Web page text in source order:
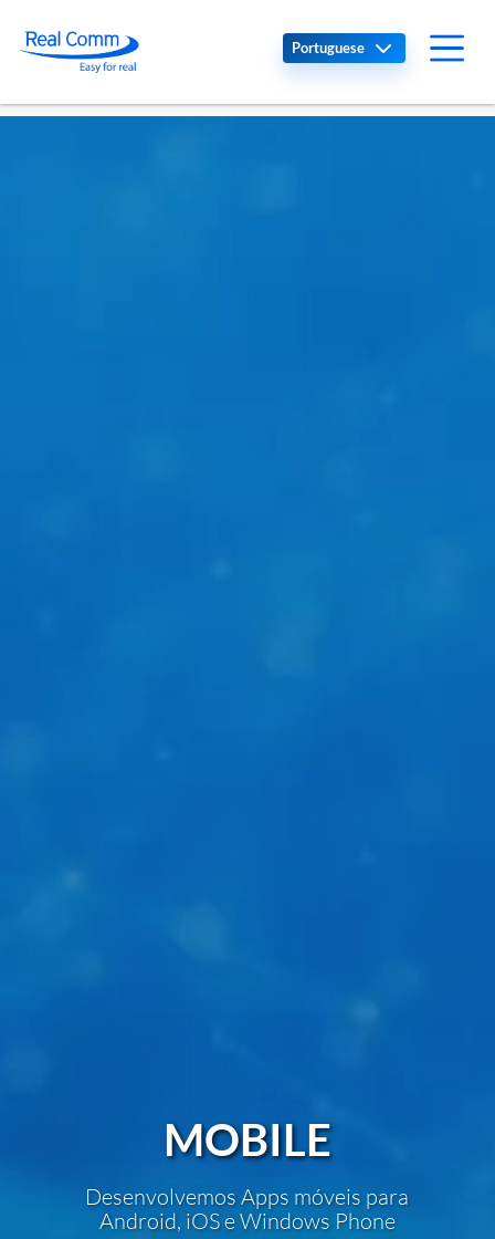
Select your language
MOBILE
Desenvolvemos Apps móveis para
Android, iOS e Windows Phone